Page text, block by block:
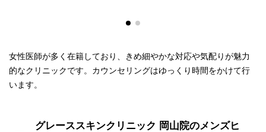
女性医師が多く在籍しており、きめ細やかな対応や気配りが魅力
的なクリニックです。カウンセリングはゆっくり時間をかけて行
います。
グレーススキンクリニック 岡山院のメンズヒ